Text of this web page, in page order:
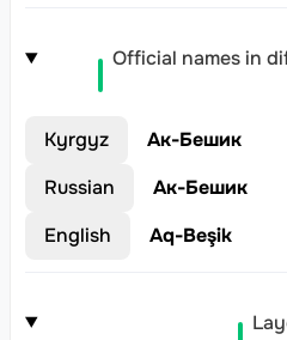
Official names in
Kyrgyz
Ак-Бешик
Russian
Ак-Бешик
English
Aq-Beşik